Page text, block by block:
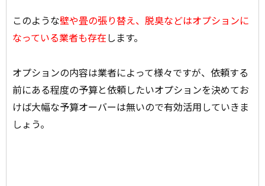
このような壁や畳の張り替え、脱臭などはオプションに
なっている業者も存在します。
オプションの内容は業者によって様々ですが、依頼する
前にある程度の予算と依頼したいオプションを決めてお
けば大幅な予算オーバーは無いので有効活用していきま
しょう。